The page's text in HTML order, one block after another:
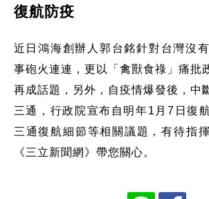
復航防疫
近日鴻海創辦人郭台銘針對台灣沒
事砲火連連，更以「禽獸食祿」痛批
再成話題，另外，自疫情爆發後，中
三通，行政院宣布自明年1月7日復
三通復航細節等相關議題，有待指
《三立新聞網》帶您關心。